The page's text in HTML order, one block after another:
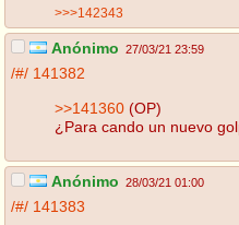
>>>142343
Anónimo 27/03/21 23:59
/#/ 141382
>>141360 (OP)
¿Para cando un nuevo
Anónimo 28/03/21 01:00
/#/ 141383